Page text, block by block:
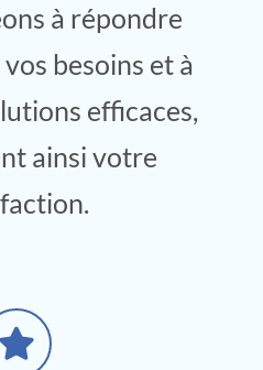
à répondre
besoins et à
efficaces,
ainsi votre